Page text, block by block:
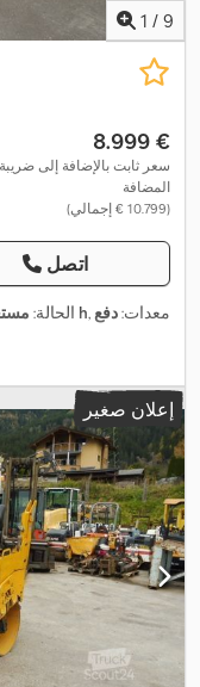
1 / 9
‏8.999 €
سعر ثابت بالإضافة إلى ضريبة
المضافة
(‏10.799 € إجمالي)
اتصل
الحالة: 1.059 h , معدات:دفع
إعلان صغير